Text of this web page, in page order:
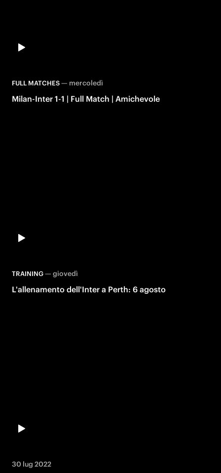
FULL MATCHES— mercoledì
Milan-Inter 1-1 | Full Match | Amichevole
TRAINING— giovedì
L'allenamento dell'Inter a Perth: 6 agosto
30 lug 2022